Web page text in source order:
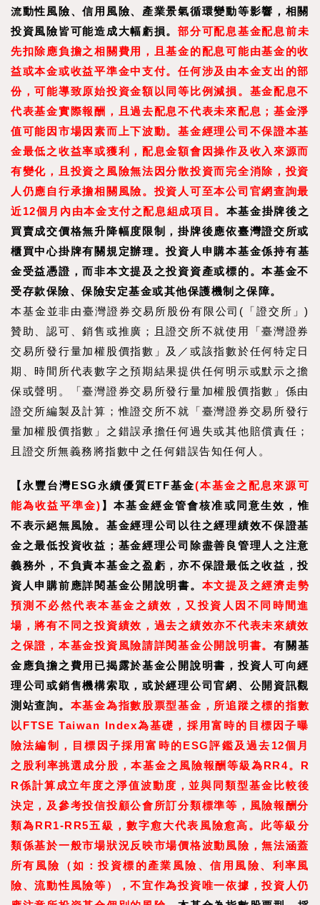
流動性風險、信用風險、產業景氣循環變動等影響，相關
投資風險皆可能造成大幅虧損。部分可配息基金配息前未
先扣除應負擔之相關費用，且基金的配息可能由基金的收
益或本金或收益平準金中支付。任何涉及由本金支出的部
份，可能導致原始投資金額以同等比例減損。基金配息不
代表基金實際報酬，且過去配息不代表未來配息；基金淨
值可能因市場因素而上下波動。基金經理公司不保證本基
金最低之收益率或獲利，配息金額會因操作及收入來源而
有變化，且投資之風險無法因分散投資而完全消除，投資
人仍應自行承擔相關風險。投資人可至本公司官網查詢最
近12個月內由本金支付之配息組成項目。 本基金掛牌後之
買賣成交價格無升降幅度限制，掛牌後應依臺灣證交所或
櫃買中心掛牌有關規定辦理。投資人申購本基金係持有基
金受益憑證，而非本文提及之投資資產或標的。本基金不
受存款保險、保險安定基金或其他保護機制之保障。
本基金並非由臺灣證券交易所股份有限公司(「證交所」)
贊助、認可、銷售或推廣；且證交所不就使用「臺灣證券
交易所發行量加權股價指數」及／或該指數於任何特定日
期、時間所代表數字之預期結果提供任何明示或默示之擔
保或聲明。「臺灣證券交易所發行量加權股價指數」係由
證交所編製及計算；惟證交所不就「臺灣證券交易所發行
量加權股價指數」之錯誤承擔任何過失或其他賠償責任；
且證交所無義務將指數中之任何錯誤告知任何人。
【永豐台灣ESG永續優質ETF基金(本基金之配息來源可
能為收益平準金) 】本基金經金管會核准或同意生效，惟
不表示絕無風險。基金經理公司以往之經理績效不保證基
金之最低投資收益；基金經理公司除盡善良管理人之注意
義務外，不負責本基金之盈虧，亦不保證最低之收益，投
資人申購前應詳閱基金公開說明書。 本文提及之經濟走勢
預測不必然代表本基金之績效，又投資人因不同時間進
場，將有不同之投資績效，過去之績效亦不代表未來績效
之保證，本基金投資風險請詳閱基金公開說明書。有關基
金應負擔之費用已揭露於基金公開說明書，投資人可向經
理公司或銷售機構索取，或於經理公司官網、公開資訊觀
測站查詢。 本基金為指數股票型基金，所追蹤之標的指數
以FTSE Taiwan Index為基礎，採用富時的目標因子曝
險法編制，目標因子採用富時的ESG評鑑及過去12個月
之股利率挑選成分股，本基金之風險報酬等級為RR4。R
R係計算成立年度之淨值波動度，並與同類型基金比較後
決定，及參考投信投顧公會所訂分類標準等，風險報酬分
類為RR1-RR5五級，數字愈大代表風險愈高。此等級分
類係基於一般市場狀況反映市場價格波動風險，無法涵蓋
所有風險（如：投資標的產業風險、信用風險、利率風
險、流動性風險等），不宜作為投資唯一依據，投資人仍